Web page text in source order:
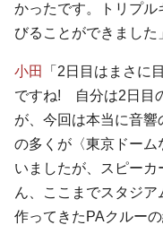
かったです。トリプ
びることができました
小田
「2日目はまさに
ですね! 自分は2日目
が、今回は本当に音響
の多くが〈東京ドーム
いましたが、スピー
ん、ここまでスタジ
作ってきたPAクルー